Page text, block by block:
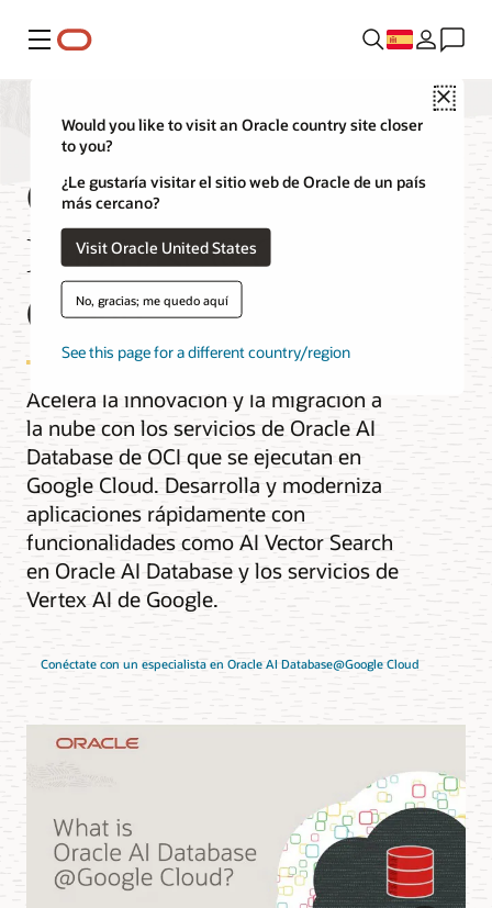
Menú
Close
Would you like to visit an Oracle country site closer
to you?
¿Le gustaría visitar el sitio web de Oracle de un país
más cercano?
Visit Oracle United States
No, gracias; me quedo aquí
See this page for a different country/region
Oracle AI
Database@Google
Cloud
Acelera la innovación y la migración a
la nube con los servicios de Oracle AI
Database de OCI que se ejecutan en
Google Cloud. Desarrolla y moderniza
aplicaciones rápidamente con
funcionalidades como AI Vector Search
en Oracle AI Database y los servicios de
Vertex AI de Google.
Conéctate con un especialista en Oracle AI Database@Google Cloud